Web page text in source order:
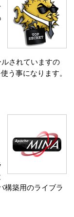
されていますの
う事になります。
構築用のライブラ